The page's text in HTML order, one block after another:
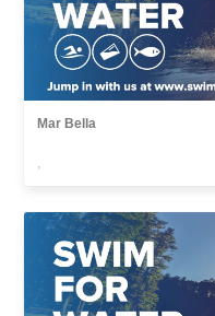
Mar Bella
,